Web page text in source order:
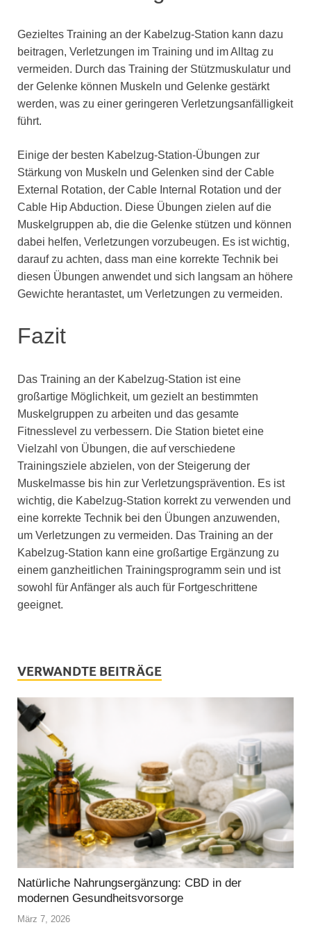
Gezieltes Training an der Kabelzug-Station kann dazu
beitragen, Verletzungen im Training und im Alltag zu
vermeiden. Durch das Training der Stützmuskulatur und
der Gelenke können Muskeln und Gelenke gestärkt
werden, was zu einer geringeren Verletzungsanfälligkeit
führt.
Einige der besten Kabelzug-Station-Übungen zur
Stärkung von Muskeln und Gelenken sind der Cable
External Rotation, der Cable Internal Rotation und der
Cable Hip Abduction. Diese Übungen zielen auf die
Muskelgruppen ab, die die Gelenke stützen und können
dabei helfen, Verletzungen vorzubeugen. Es ist wichtig,
darauf zu achten, dass man eine korrekte Technik bei
diesen Übungen anwendet und sich langsam an höhere
Gewichte herantastet, um Verletzungen zu vermeiden.
Fazit
Das Training an der Kabelzug-Station ist eine
großartige Möglichkeit, um gezielt an bestimmten
Muskelgruppen zu arbeiten und das gesamte
Fitnesslevel zu verbessern. Die Station bietet eine
Vielzahl von Übungen, die auf verschiedene
Trainingsziele abzielen, von der Steigerung der
Muskelmasse bis hin zur Verletzungsprävention. Es ist
wichtig, die Kabelzug-Station korrekt zu verwenden und
eine korrekte Technik bei den Übungen anzuwenden,
um Verletzungen zu vermeiden. Das Training an der
Kabelzug-Station kann eine großartige Ergänzung zu
einem ganzheitlichen Trainingsprogramm sein und ist
sowohl für Anfänger als auch für Fortgeschrittene
geeignet.
VERWANDTE BEITRÄGE
Natürliche Nahrungsergänzung: CBD in der
modernen Gesundheitsvorsorge
März 7, 2026